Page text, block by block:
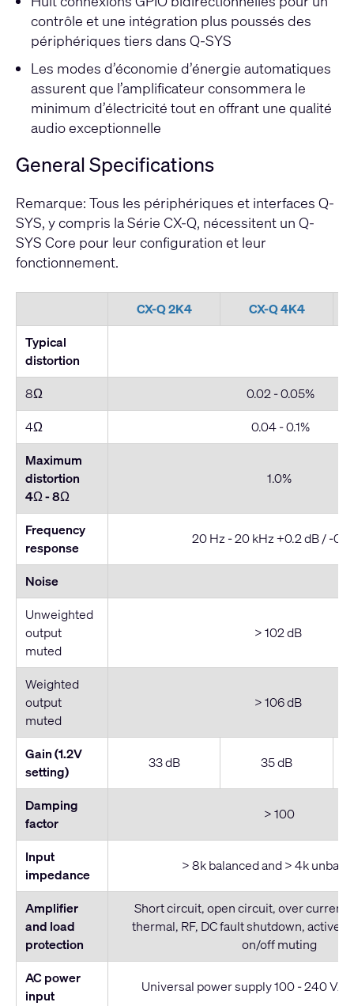
contrôle et une intégration plus poussés des
périphériques tiers dans Q-SYS
Les modes d’économie d’énergie automatiques
assurent que l’amplificateur consommera le
minimum d’électricité tout en offrant une qualité
audio exceptionnelle
General Specifications
Remarque: Tous les périphériques et interfaces Q-
SYS, y compris la Série CX-Q, nécessitent un Q-
SYS Core pour leur configuration et leur
fonctionnement.
CX-Q 2K4
CX-Q 4K4
Typical
distortion
8Ω
0.02 - 0.05%
4Ω
0.04 - 0.1%
Maximum
distortion
4Ω - 8Ω
1.0%
Frequency
response
20 Hz - 20 kHz +0.2 dB / -0.7
Noise
Unweighted
output
muted
> 102 dB
Weighted
output
muted
> 106 dB
Gain (1.2V
setting)
33 dB 35 dB
Damping
factor
> 100
Input
impedance
> 8k balanced and > 4k
Amplifier
and load
protection
Short circuit, open circuit, over current,
thermal, RF, DC fault shutdown, active
on/off muting
AC power
input
Universal power supply 100 - 240